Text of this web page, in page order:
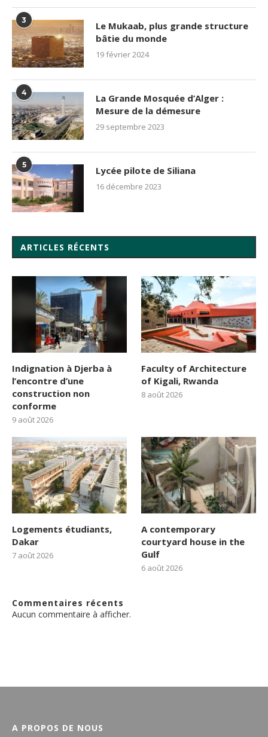
3
Le Mukaab, plus grande structure
bâtie du monde
19 février 2024
4
La Grande Mosquée d’Alger :
Mesure de la démesure
29 septembre 2023
5 Lycée pilote de Siliana
16 décembre 2023
ARTICLES RÉCENTS
Indignation à Djerba à
l’encontre d’une
construction non
conforme
9 août 2026
Faculty of Architecture
of Kigali, Rwanda
8 août 2026
Logements étudiants,
Dakar
7 août 2026
A contemporary
courtyard house in the
Gulf
6 août 2026
Commentaires récents
Aucun commentaire à afficher.
A PROPOS DE NOUS